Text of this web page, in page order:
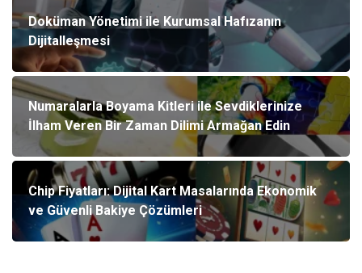
Doküman Yönetimi ile Kurumsal Hafızanın
Dijitalleşmesi
Numaralarla Boyama Kitleri ile Sevdiklerinize
İlham Veren Bir Zaman Dilimi Armağan Edin
Chip Fiyatları: Dijital Kart Masalarında Ekonomik
ve Güvenli Bakiye Çözümleri